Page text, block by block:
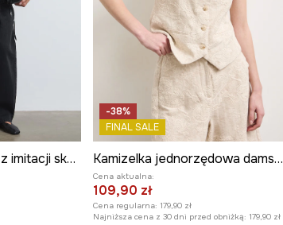
Kamizelka damska z imitacji skóry
-38%
FINAL SALE
Kamizelka jednorzędowa damska z dodatkiem lnu
Cena aktualna:
109,90 zł
Cena regularna: 179,90 zł
Najniższa cena z 30 dni przed obniżką: 179,90 zł